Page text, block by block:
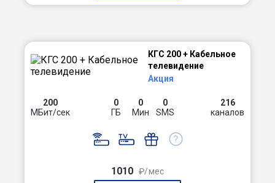
КГС 200 + Кабельное
телевидение
Акция
200
МБит/сек
0
ГБ
0
Мин
0
SMS
216
каналов
1010 ₽/мес